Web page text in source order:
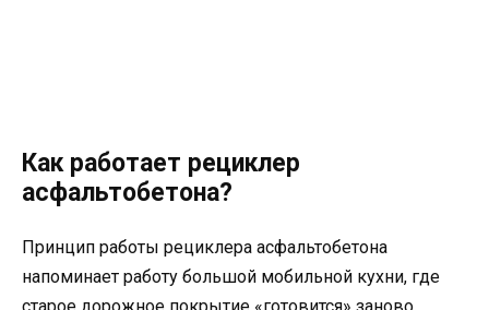
Как работает рециклер
асфальтобетона?
Принцип работы рециклера асфальтобетона
напоминает работу большой мобильной кухни, где